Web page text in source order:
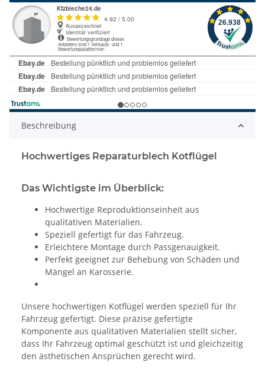
Beschreibung
Hochwertiges Reparaturblech Kotflügel
Das Wichtigste im Überblick:
Hochwertige Reproduktionseinheit aus
qualitativen Materialien.
Speziell gefertigt für das Fahrzeug.
Erleichtere Montage durch Passgenauigkeit.
Perfekt geeignet zur Behebung von Schäden und
Mängel an Karosserie.
Unsere hochwertigen Kotflügel werden speziell für Ihr
Fahrzeug gefertigt. Diese präzise gefertigte
Komponente aus qualitativen Materialien stellt sicher,
dass Ihr Fahrzeug optimal geschützt ist und gleichzeitig
den ästhetischen Ansprüchen gerecht wird.